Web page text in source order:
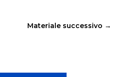
Materiale successivo →